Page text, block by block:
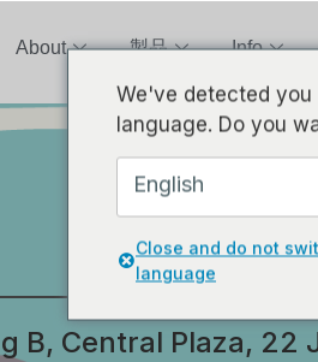
About 製品 Info
TEAM
B, Central Plaza, 22
We've detected
language. Do you
English
Close and do not
language